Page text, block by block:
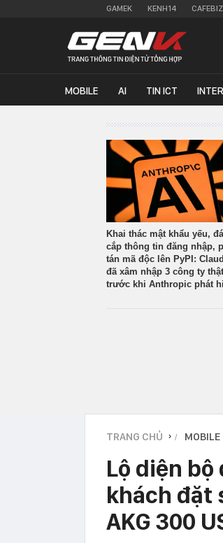
GAMEK KENH14 CAFEBIZ
MOBILE AI TIN ICT
Khai thác mật khẩu yếu,
cắp thông tin đăng nhập,
tán mã độc lên PyPI:
đã xâm nhập 3 công ty thật
trước khi Anthropic phát
TRANG CHỦ › MOBILE
Lộ diện
khách đặt
AKG 300